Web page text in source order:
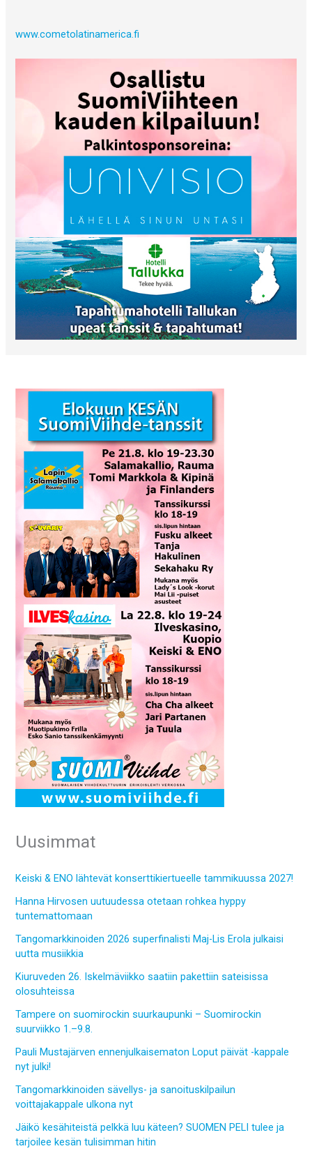
www.cometolatinamerica.fi
Uusimmat
Keiski & ENO lähtevät konserttikiertueelle tammikuussa 2027!
Hanna Hirvosen uutuudessa otetaan rohkea hyppy
tuntemattomaan
Tangomarkkinoiden 2026 superfinalisti Maj-Lis Erola julkaisi
uutta musiikkia
Kiuruveden 26. Iskelmäviikko saatiin pakettiin sateisissa
olosuhteissa
Tampere on suomirockin suurkaupunki – Suomirockin
suurviikko 1.–9.8.
Pauli Mustajärven ennenjulkaisematon Loput päivät -kappale
nyt julki!
Tangomarkkinoiden sävellys- ja sanoituskilpailun
voittajakappale ulkona nyt
Jäikö kesähiteistä pelkkä luu käteen? SUOMEN PELI tulee ja
tarjoilee kesän tulisimman hitin